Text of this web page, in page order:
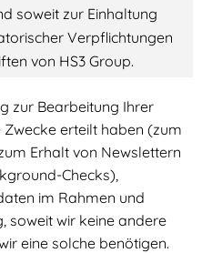
soweit zur Einhaltung
Verpflichtungen
von HS3 Group.
zur Bearbeitung Ihrer
erteilt haben (zum
Erhalt von Newslettern
Checks),
im Rahmen und
soweit wir keine andere
eine solche benötigen.